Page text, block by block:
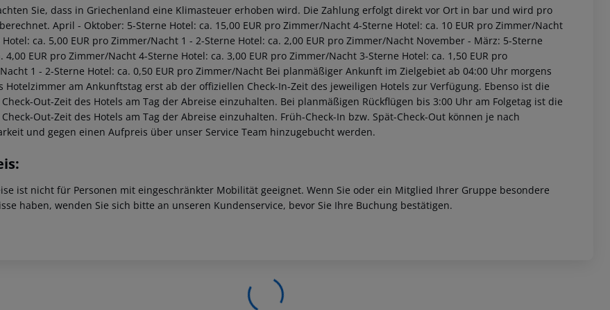
Sie, dass in Griechenland eine Klimasteuer erhoben wird. Die Zahlung erfolgt direkt vor Ort in bar und wird pro
April - Oktober: 5-Sterne Hotel: ca. 15,00 EUR pro Zimmer/Nacht 4-Sterne Hotel: ca. 10 EUR pro Zimmer/Nacht
ca. 5,00 EUR pro Zimmer/Nacht 1 - 2-Sterne Hotel: ca. 2,00 EUR pro Zimmer/Nacht November - März: 5-Sterne
4,00 EUR pro Zimmer/Nacht 4-Sterne Hotel: ca. 3,00 EUR pro Zimmer/Nacht 3-Sterne Hotel: ca. 1,50 EUR pro
1 - 2-Sterne Hotel: ca. 0,50 EUR pro Zimmer/Nacht Bei planmäßiger Ankunft im Zielgebiet ab 04:00 Uhr morgens
Hotelzimmer am Ankunftstag erst ab der offiziellen Check-In-Zeit des jeweiligen Hotels zur Verfügung. Ebenso ist die
Out-Zeit des Hotels am Tag der Abreise einzuhalten. Bei planmäßigen Rückflügen bis 3:00 Uhr am Folgetag ist die
Out-Zeit des Hotels am Tag der Abreise einzuhalten. Früh-Check-In bzw. Spät-Check-Out können je nach
und gegen einen Aufpreis über unser Service Team hinzugebucht werden.
ist nicht für Personen mit eingeschränkter Mobilität geeignet. Wenn Sie oder ein Mitglied Ihrer Gruppe besondere
haben, wenden Sie sich bitte an unseren Kundenservice, bevor Sie Ihre Buchung bestätigen.